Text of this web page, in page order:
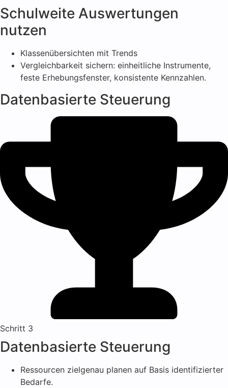
Schulweite Auswertungen
nutzen
Klassenübersichten mit Trends
Vergleichbarkeit sichern: einheitliche Instrumente,
feste Erhebungsfenster, konsistente Kennzahlen.
Datenbasierte Steuerung
Schritt 3
Datenbasierte Steuerung
Ressourcen zielgenau planen auf Basis identifizierter
Bedarfe.